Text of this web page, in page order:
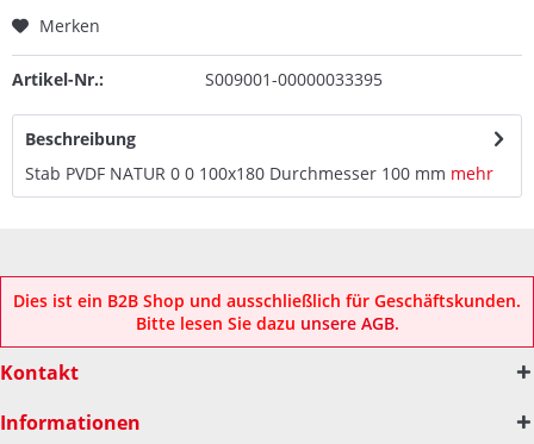
Merken
Artikel-Nr.: S009001-00000033395
Beschreibung
Stab PVDF NATUR 0 0 100x180 Durchmesser 100 mm mehr
Dies ist ein B2B Shop und ausschließlich für Geschäftskunden.
Bitte lesen Sie dazu unsere AGB.
Kontakt
Informationen